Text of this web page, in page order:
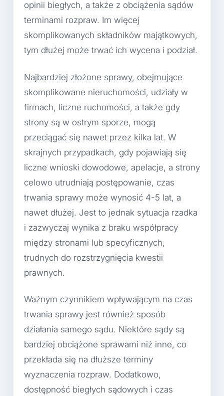
opinii biegłych, a także z obciążenia sądów
terminami rozpraw. Im więcej
skomplikowanych składników majątkowych,
tym dłużej może trwać ich wycena i podział.
Najbardziej złożone sprawy, obejmujące
skomplikowane nieruchomości, udziały w
firmach, liczne ruchomości, a także gdy
strony są w ostrym sporze, mogą
przeciągać się nawet przez kilka lat. W
skrajnych przypadkach, gdy pojawiają się
liczne wnioski dowodowe, apelacje, a strony
celowo utrudniają postępowanie, czas
trwania sprawy może wynosić 4-5 lat, a
nawet dłużej. Jest to jednak sytuacja rzadka
i zazwyczaj wynika z braku współpracy
między stronami lub specyficznych,
trudnych do rozstrzygnięcia kwestii
prawnych.
Ważnym czynnikiem wpływającym na czas
trwania sprawy jest również sposób
działania samego sądu. Niektóre sądy są
bardziej obciążone sprawami niż inne, co
przekłada się na dłuższe terminy
wyznaczenia rozpraw. Dodatkowo,
dostępność biegłych sądowych i czas